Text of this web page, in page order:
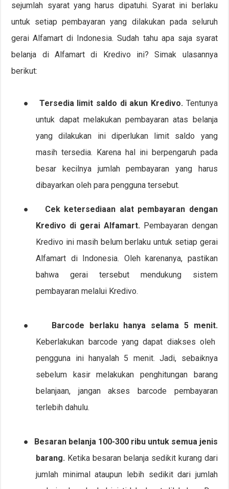
sejumlah syarat yang harus dipatuhi. Syarat ini berlaku
untuk setiap pembayaran yang dilakukan pada seluruh
gerai Alfamart di Indonesia. Sudah tahu apa saja syarat
belanja di Alfamart di Kredivo ini? Simak ulasannya
berikut:
● Tersedia limit saldo di akun Kredivo. Tentunya
untuk dapat melakukan pembayaran atas belanja
yang dilakukan ini diperlukan limit saldo yang
masih tersedia. Karena hal ini berpengaruh pada
besar kecilnya jumlah pembayaran yang harus
dibayarkan oleh para pengguna tersebut.
●
Cek ketersediaan alat pembayaran dengan
Kredivo di gerai Alfamart.Pembayaran dengan
Kredivo ini masih belum berlaku untuk setiap gerai
Alfamart di Indonesia. Oleh karenanya, pastikan
bahwa gerai tersebut mendukung sistem
pembayaran melalui Kredivo.
●
Barcode berlaku hanya selama 5 menit.
Keberlakukan barcode yang dapat diakses oleh
pengguna ini hanyalah 5 menit. Jadi, sebaiknya
sebelum kasir melakukan penghitungan barang
belanjaan, jangan akses barcode pembayaran
terlebih dahulu.
●
Besaran belanja 100-300 ribu untuk semua jenis
barang. Ketika besaran belanja sedikit kurang dari
jumlah minimal ataupun lebih sedikit dari jumlah